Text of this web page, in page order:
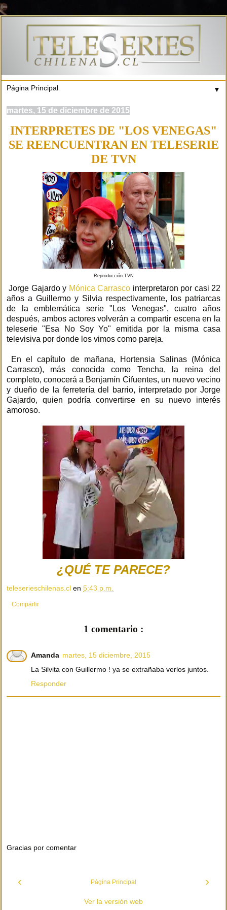
▼
martes, 15 de diciembre de 2015
INTERPRETES DE "LOS VENEGAS"
SE REENCUENTRAN EN TELESERIE
DE TVN
Reproducción TVN
Jorge Gajardo y Mónica Carrasco interpretaron por casi 22
años a Guillermo y Silvia respectivamente, los patriarcas
de la emblemática serie "Los Venegas", cuatro años
después, ambos actores volverán a compartir escena en la
teleserie "Esa No Soy Yo" emitida por la misma casa
televisiva por donde los vimos como pareja.
En el capítulo de mañana, Hortensia Salinas (Mónica
Carrasco), más conocida como Tencha, la reina del
completo, conocerá a Benjamín Cifuentes, un nuevo vecino
y dueño de la ferretería del barrio, interpretado por Jorge
Gajardo, quien podría convertirse en su nuevo interés
amoroso.
¿QUÉ TE PARECE?
teleserieschilenas.cl en 5:43 p.m.
Compartir
1 comentario :
Amanda martes, 15 diciembre, 2015
La Silvita con Guillermo ! ya se extrañaba verlos juntos.
Responder
Gracias por comentar
‹ ›
Página Principal
Ver la versión web